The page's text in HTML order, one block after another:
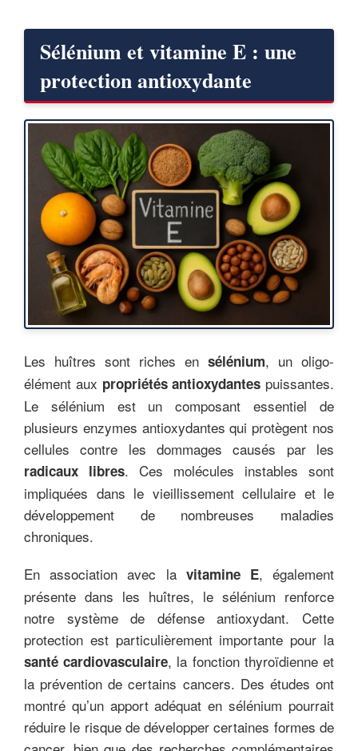
Sélénium et vitamine E : une
protection antioxydante
Les huîtres sont riches en sélénium, un oligo-
élément aux propriétés antioxydantes puissantes.
Le sélénium est un composant essentiel de
plusieurs enzymes antioxydantes qui protègent nos
cellules contre les dommages causés par les
radicaux libres. Ces molécules instables sont
impliquées dans le vieillissement cellulaire et le
développement de nombreuses maladies
chroniques.
En association avec la vitamine E, également
présente dans les huîtres, le sélénium renforce
notre système de défense antioxydant. Cette
protection est particulièrement importante pour la
santé cardiovasculaire, la fonction thyroïdienne et
la prévention de certains cancers. Des études ont
montré qu’un apport adéquat en sélénium pourrait
réduire le risque de développer certaines formes de